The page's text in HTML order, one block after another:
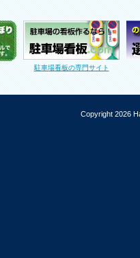
駐車場看板の専門サイト
Copyright 2026